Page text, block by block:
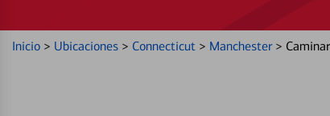
Inicio > Ubicaciones > Connecticut > Manchester >